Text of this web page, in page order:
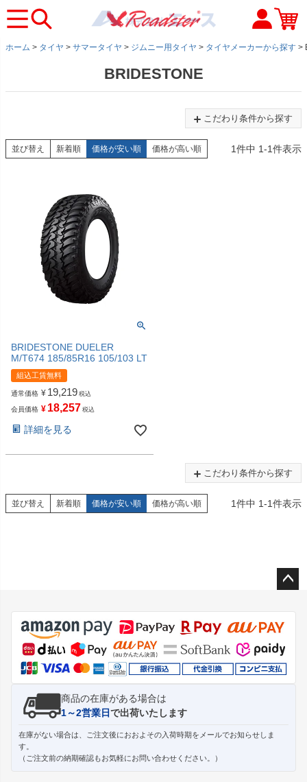
ホーム タイヤ サマータイヤ ジムニー用タイヤ タイヤメーカーから探す
BRIDESTONE
こだわり条件から探す
並び替え 新着順 価格が安い順 価格が高い順 1件中 1-1件表示
BRIDESTONE DUELER
M/T674 185/85R16 105/103 LT
組込工賃無料
通常価格 ¥ 19,219 税込
会員価格 ¥ 18,257 税込
詳細を見る
こだわり条件から探す
並び替え 新着順 価格が安い順 価格が高い順 1件中 1-1件表示
ジト
ップ
へ
商品の在庫がある場合は
1～2営業日で出荷いたします
在庫がない場合は、ご注文後におおよその入荷時期をメールでお知らせしま
す。
（ご注文前の納期確認もお気軽にお問い合わせください。）